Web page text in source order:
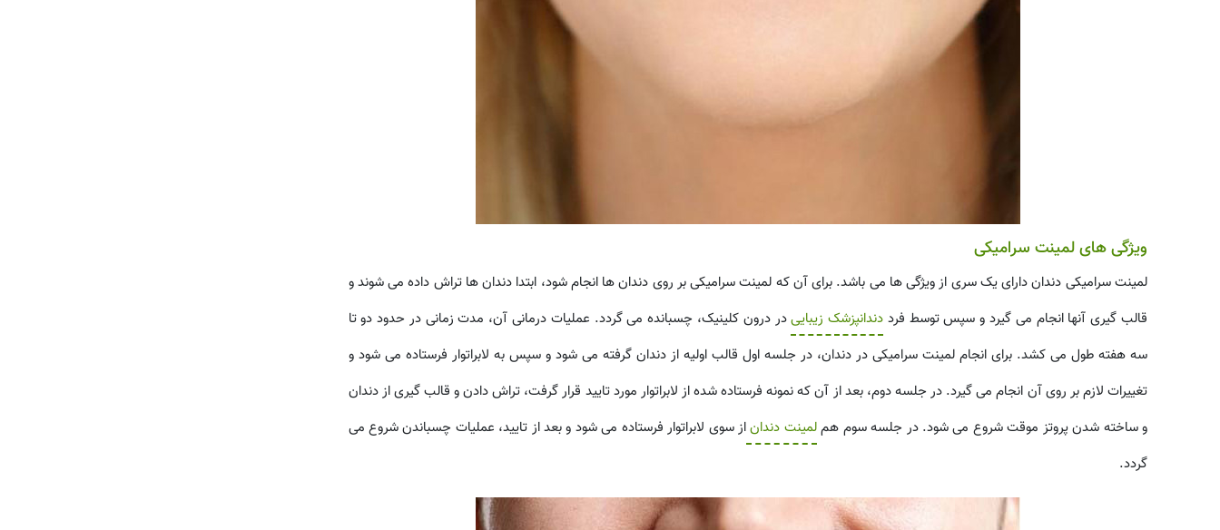
ویژگی های لمینت سرامیکی
لمینت سرامیکی دندان دارای یک سری از ویژگی ها می باشد. برای آن که لمینت سرامیکی بر روی دندان ها انجام شود، ابتدا دندان ها تراش داده می شوند و
قالب گیری آنها انجام می گیرد و سپس توسط فرد دندانپزشک زیباییدر درون کلینیک، چسبانده می گردد. عملیات درمانی آن، مدت زمانی در حدود دو تا
سه هفته طول می کشد. برای انجام لمینت سرامیکی در دندان، در جلسه اول قالب اولیه از دندان گرفته می شود و سپس به لابراتوار فرستاده می شود و
تغییرات لازم بر روی آن انجام می گیرد. در جلسه دوم، بعد از آن که نمونه فرستاده شده از لابراتوار مورد تایید قرار گرفت، تراش دادن و قالب گیری از دندان
و ساخته شدن پروتز موقت شروع می شود. در جلسه سوم هملمینت دنداناز سوی لابراتوار فرستاده می شود و بعد از تایید، عملیات چسباندن شروع می
گردد.